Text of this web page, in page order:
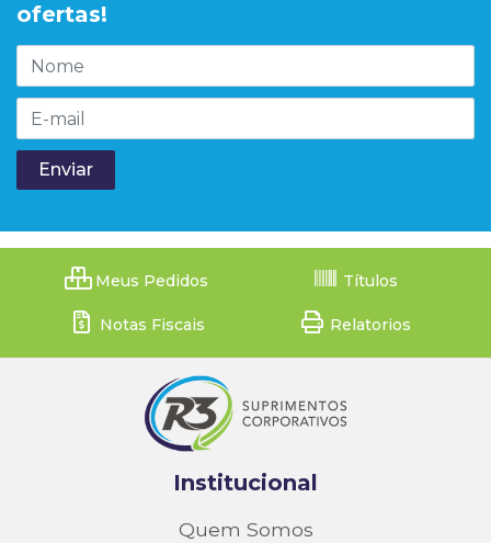
ofertas!
Meus Pedidos Títulos
Notas Fiscais Relatorios
Institucional
Quem Somos